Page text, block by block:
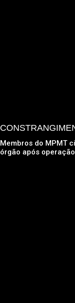
Membros do MPMT
órgão após